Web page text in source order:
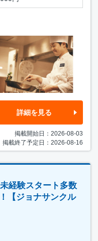
詳細を見る
掲載開始日：2026-08-03
掲載終了予定日：2026-08-16
経験スタート多数
【ジョナサンクル